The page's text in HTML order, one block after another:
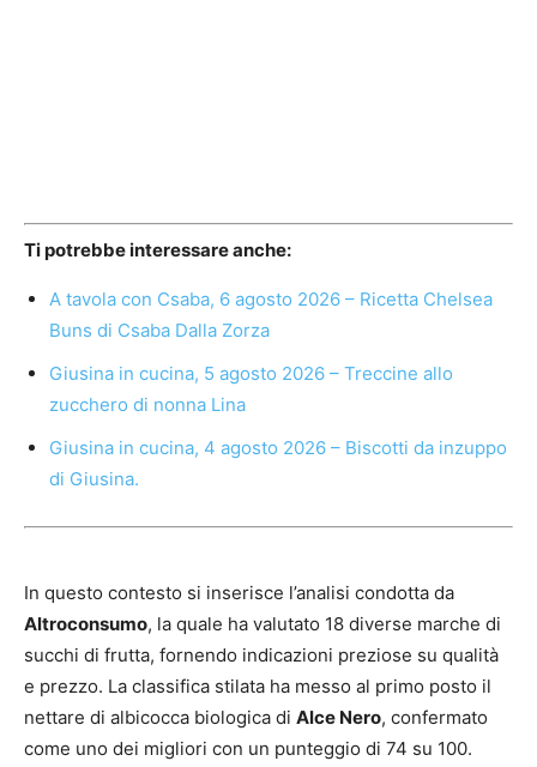
Ti potrebbe interessare anche:
A tavola con Csaba, 6 agosto 2026 – Ricetta Chelsea
Buns di Csaba Dalla Zorza
Giusina in cucina, 5 agosto 2026 – Treccine allo
zucchero di nonna Lina
Giusina in cucina, 4 agosto 2026 – Biscotti da inzuppo
di Giusina.
In questo contesto si inserisce l’analisi condotta da
Altroconsumo, la quale ha valutato 18 diverse marche di
succhi di frutta, fornendo indicazioni preziose su qualità
e prezzo. La classifica stilata ha messo al primo posto il
nettare di albicocca biologica di Alce Nero, confermato
come uno dei migliori con un punteggio di 74 su 100.